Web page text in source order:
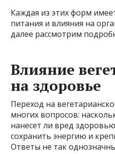
Каждая из этих форм
питания и влияния на
далее рассмотрим
Влияние
на здоровье
Переход на
многих вопросов:
нанесет ли вред
сохранить энергию и
Ответы не так